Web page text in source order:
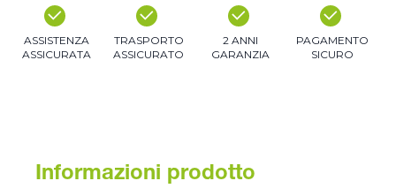
ASSISTENZA
ASSICURATA
TRASPORTO
ASSICURATO
2 ANNI
GARANZIA
PAGAMENTO
SICURO
Informazioni prodotto